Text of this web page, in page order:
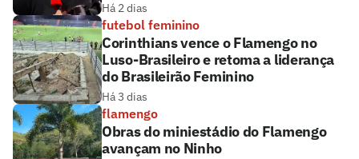
Há 2 dias
futebol feminino
Corinthians vence o Flamengo no
Luso-Brasileiro e retoma a liderança
do Brasileirão Feminino
Há 3 dias
flamengo
Obras do miniestádio do Flamengo
avançam no Ninho